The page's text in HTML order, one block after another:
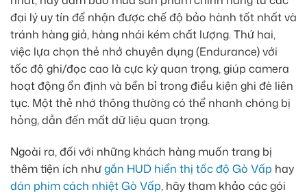
đại lý uy tín để nhận được chế độ bảo hành tốt nhất và
tránh hàng giả, hàng nhái kém chất lượng. Thứ hai,
việc lựa chọn thẻ nhớ chuyên dụng (Endurance) với
tốc độ ghi/đọc cao là cực kỳ quan trọng, giúp camera
hoạt động ổn định và bền bỉ trong điều kiện ghi đè liên
tục. Một thẻ nhớ thông thường có thể nhanh chóng bị
hỏng, dẫn đến mất dữ liệu quan trọng.
Ngoài ra, đối với những khách hàng muốn trang bị
thêm tiện ích nhưgắn HUD hiển thị tốc độ Gò Vấp hay
dán phim cách nhiệt Gò Vấp, hãy tham khảo các gói